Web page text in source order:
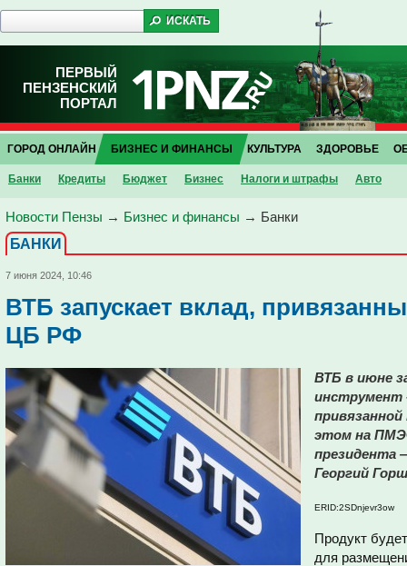
ПЕРВЫЙ
ПЕНЗЕНСКИЙ
ПОРТАЛ
ГОРОД ОНЛАЙН БИЗНЕС И ФИНАНСЫ
Банки Кредиты Бюджет Бизнес Налоги и штрафы Авто
КУЛЬТУРА ЗДОРОВЬЕ
Новости Пензы → Бизнес и финансы → Банки
БАНКИ
7 июня 2024, 10:46
ВТБ запускает вклад,
ЦБ РФ
ВТБ в июне
инструмент
этом на
президента
Георгий
ERID:2SDnjevr3ow
Продукт
для